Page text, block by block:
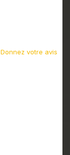
Donnez votre avis